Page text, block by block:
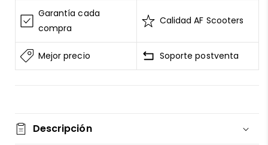
segura y sin riesgos
AF SCOOTERS
sigue el Estándar de Seguridad de
Datos para la Industria de Tarjeta de Pago
Todos los datos están cifrados
AF SCOOTERSbajo ninguna circunstancia
Entrega garantizada
Garantía cada
compra
Calidad AF Scooters
Mejor precio Soporte postventa
Descripción